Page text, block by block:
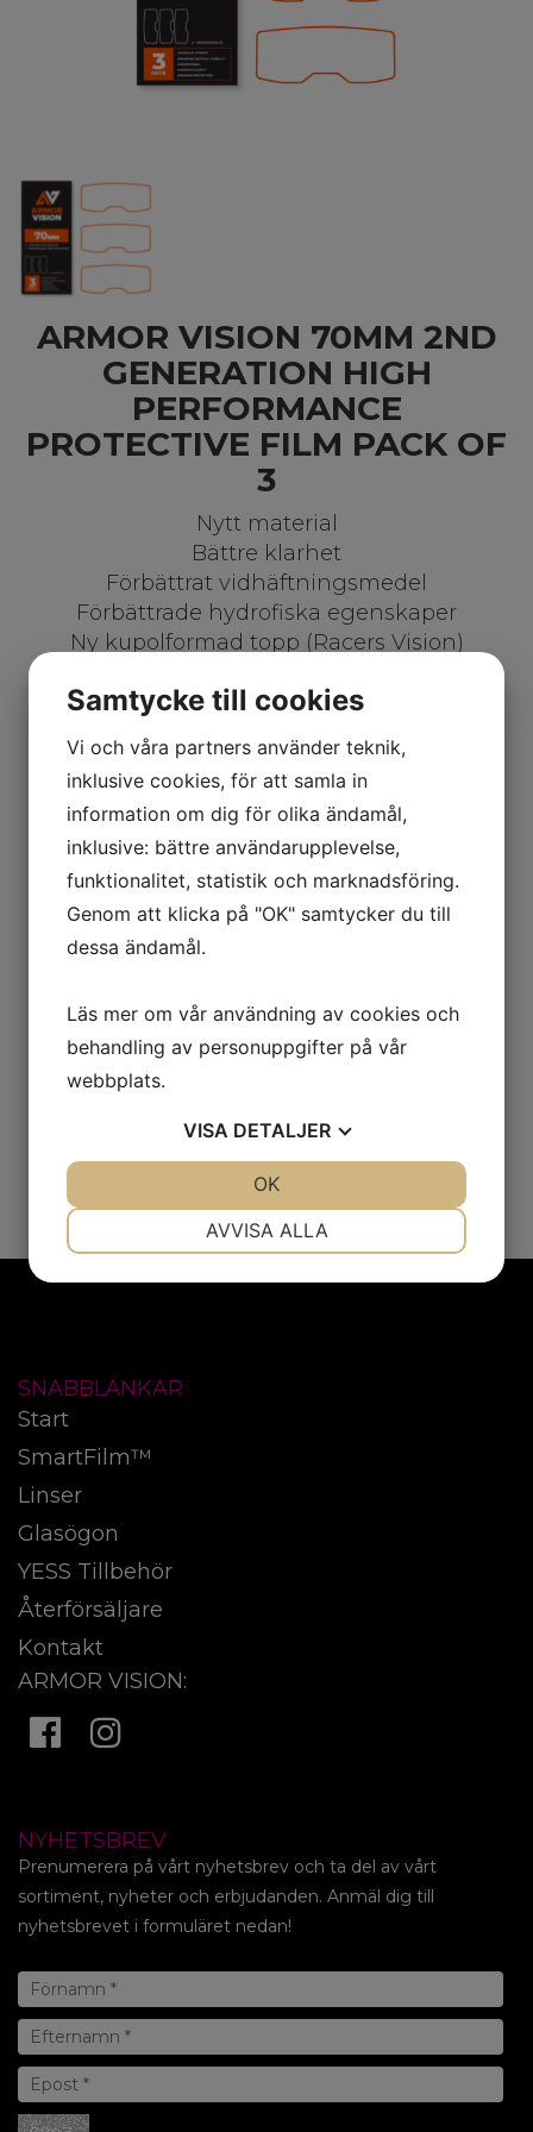
ARMOR VISION 70MM 2ND
GENERATION HIGH
PERFORMANCE
PROTECTIVE FILM PACK OF
3
Nytt material
Bättre klarhet
Förbättrat vidhäftningsmedel
Förbättrade hydrofiska egenskaper
Ny kupolformad topp (Racers Vision)
bättre
Monteringskit och klistermärkesark ingår
340.00kr
Inkl. moms
Artikelnummer: AV0070
SNABBLÄNKAR
Start
SmartFilm™
Linser
Glasögon
YESS Tillbehör
Återförsäljare
Kontakt
ARMOR VISION:
NYHETSBREV
Prenumerera på vårt nyhetsbrev och ta del av vårt
sortiment, nyheter och erbjudanden. Anmäl dig till
nyhetsbrevet i formuläret nedan!
Samtycke till cookies
Vi och våra partners använder teknik,
inklusive cookies, för att samla in
information om dig för olika ändamål,
inklusive: bättre användarupplevelse,
funktionalitet, statistik och marknadsföring.
Genom att klicka på "OK" samtycker du till
dessa ändamål.
Läs mer om vår användning av cookies och
behandling av personuppgifter på vår
webbplats.
VISA DETALJER
AVVISA ALLA
OK